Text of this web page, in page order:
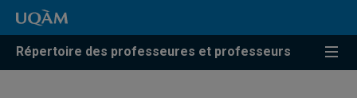
Répertoire des professeures et professeurs